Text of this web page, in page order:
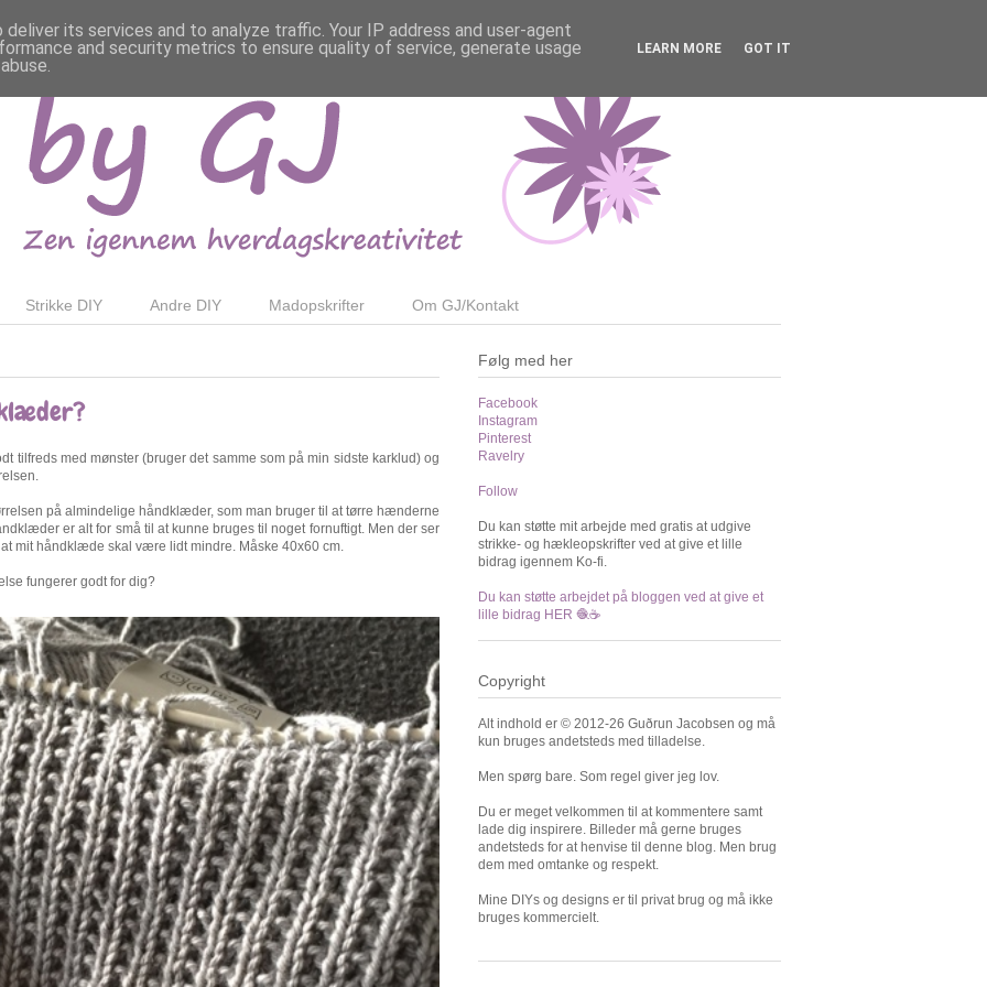
Strikke DIY Andre DIY Madopskrifter Om GJ/Kontakt
tilfreds med mønster (bruger det samme som på min sidste karklud) og
på almindelige håndklæder, som man bruger til at tørre hænderne
er alt for små til at kunne bruges til noget fornuftigt. Men der ser
mit håndklæde skal være lidt mindre. Måske 40x60 cm.
fungerer godt for dig?
Følg med her
Facebook
Instagram
Pinterest
Ravelry
Follow
Du kan støtte mit arbejde med gratis at udgive
strikke- og hækleopskrifter ved at give et lille
bidrag igennem Ko-fi.
Du kan støtte arbejdet på bloggen ved at give et
lille bidrag HER 🧶☕️
Copyright
Alt indhold er © 2012-26 Guðrun Jacobsen og må
kun bruges andetsteds med tilladelse.
Men spørg bare. Som regel giver jeg lov.
Du er meget velkommen til at kommentere samt
lade dig inspirere. Billeder må gerne bruges
andetsteds for at henvise til denne blog. Men brug
dem med omtanke og respekt.
Mine DIYs og designs er til privat brug og må ikke
bruges kommercielt.
its services and to analyze traffic. Your IP address and user-agent
and security metrics to ensure quality of service, generate usage
LEARN MORE GOT IT